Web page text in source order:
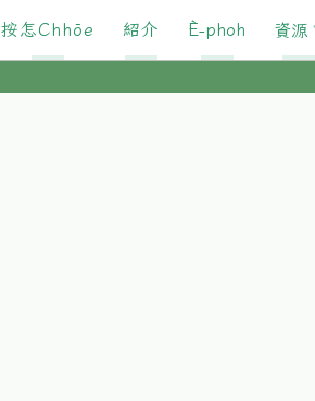
按怎Chhōe 紹介 È-phoh 資源